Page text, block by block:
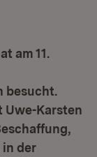
am 11.
besucht.
Uwe-Karsten
der